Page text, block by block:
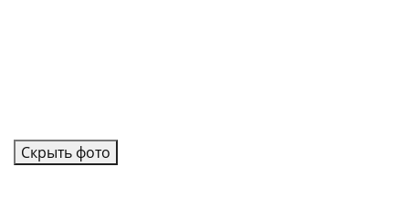
Скрыть фото